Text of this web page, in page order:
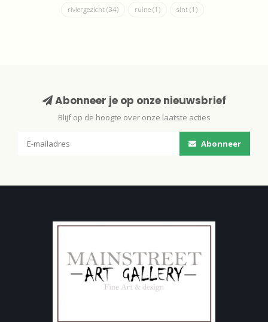
riviergezicht (34) ruine (1) sint (1)
Abonneer je op onze nieuwsbrief
Blijf op de hoogte over onze laatste acties
Abonneer